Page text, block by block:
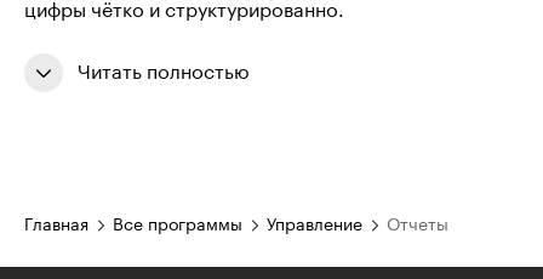
цифры чётко и структурированно.
Читать полностью
Главная Все программы Управление Отчеты